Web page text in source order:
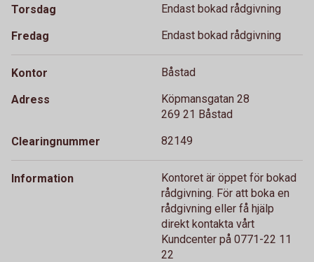
Torsdag Endast bokad rådgivning
Fredag Endast bokad rådgivning
Kontor Båstad
Adress
Köpmansgatan 28
269 21 Båstad
Clearingnummer 82149
Information
Kontoret är öppet för bokad
rådgivning. För att boka en
rådgivning eller få hjälp
direkt kontakta vårt
Kundcenter på 0771-22 11
22